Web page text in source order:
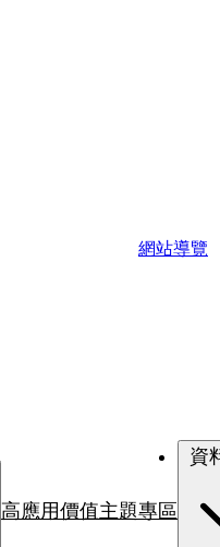
網站導覽
高應用價值主題專區